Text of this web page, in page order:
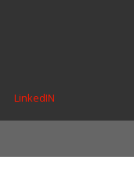
LinkedIN